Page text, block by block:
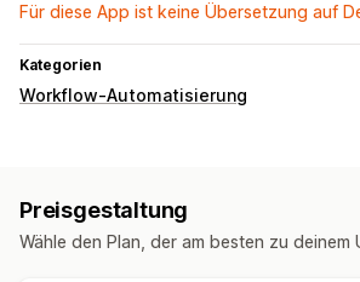
Für diese App ist keine Übersetzung auf
Kategorien
Workflow-Automatisierung
Zeitbasiert Bestellverarbeitung
Preisgestaltung
Wähle den Plan, der am besten zu deinem